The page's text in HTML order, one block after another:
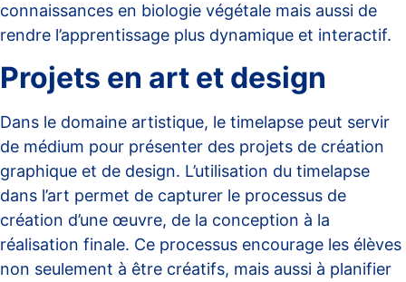
connaissances en biologie végétale mais aussi de
rendre l’apprentissage plus dynamique et interactif.
Projets en art et design
Dans le domaine artistique, le timelapse peut servir
de médium pour présenter des projets de création
graphique et de design. L’utilisation du timelapse
dans l’art permet de capturer le processus de
création d’une œuvre, de la conception à la
réalisation finale. Ce processus encourage les élèves
non seulement à être créatifs, mais aussi à planifier